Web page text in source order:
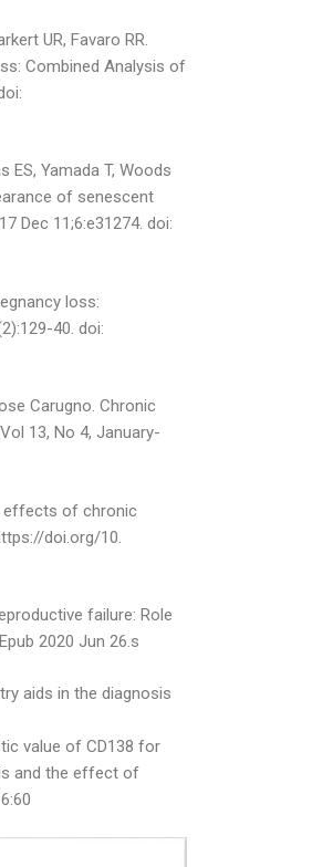
UR, Favaro RR.
Combined Analysis of
ES, Yamada T, Woods
of senescent
Dec 11;6:e31274. doi:
loss:
40. doi:
Carugno. Chronic
13, No 4, January-
effects of chronic
doi.org/10.
failure: Role
2020 Jun 26.s
aids in the diagnosis
value of CD138 for
and the effect of